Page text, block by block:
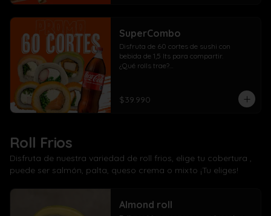
SuperCombo
Disfruta de 60 cortes de sushi con
bebida de 1,5 lts para compartir.
¿Qué rolls trae?
10 Kanikama, cebollín, queso crema
envuelto en panko
envuelto en queso
10 Camarón, cebollín, queso crema
$39.990
Roll Frios
Disfruta de nuestra variedad de roll frios, elige tu cobertura ,
puede ser salmón, palta, queso crema o mixto ¡Tu eliges!
Almond roll